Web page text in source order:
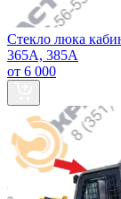
Стекло люка
365А, 385А
от 6 000